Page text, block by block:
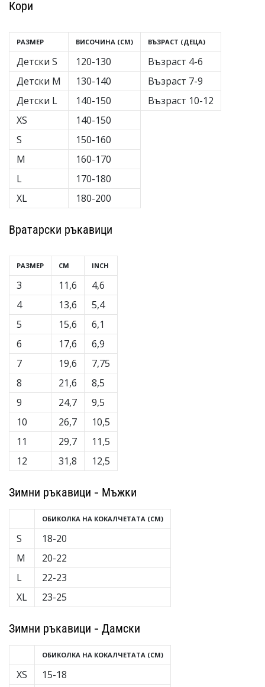
Кори
РАЗМЕР
Детски S
Детски M
Детски L
XS
S
M
L
XL
ВИСОЧИНА (CM)
120-130
130-140
140-150
140-150
150-160
160-170
170-180
180-200
ВЪЗРАСТ (ДЕЦА)
Възраст 4-6
Възраст 7-9
Възраст 10-12
Вратарски ръкавици
РАЗМЕР
3
4
5
6
7
8
9
10
11
12
CM
11,6
13,6
15,6
17,6
19,6
21,6
24,7
26,7
29,7
31,8
INCH
4,6
5,4
6,1
6,9
7,75
8,5
9,5
10,5
11,5
12,5
Зимни ръкавици - Мъжки
S
M
L
XL
ОБИКОЛКА НА КОКАЛЧЕТАТА (CM)
18-20
20-22
22-23
23-25
Зимни ръкавици - Дамски
XS
ОБИКОЛКА НА КОКАЛЧЕТАТА (CM)
15-18